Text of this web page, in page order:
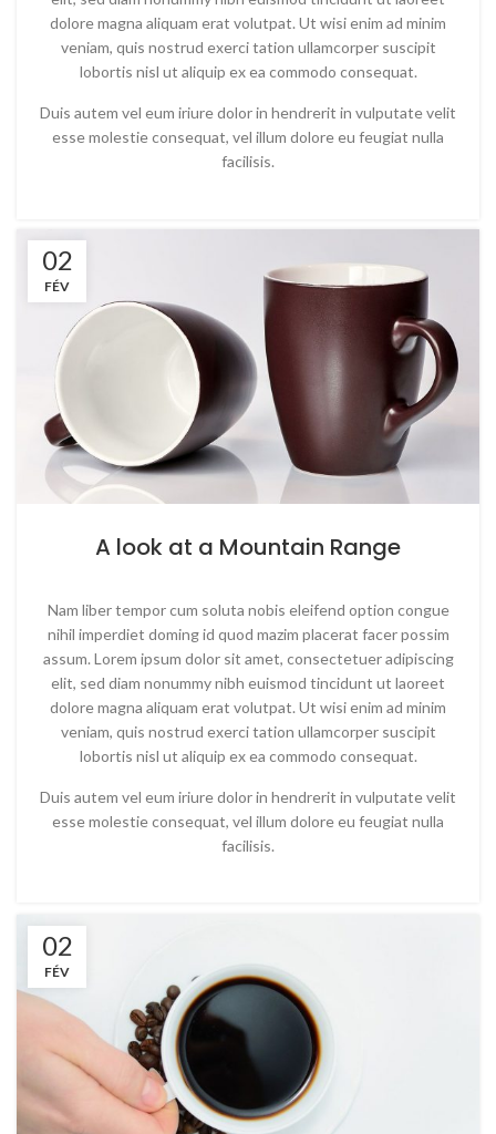
dolore magna aliquam erat volutpat. Ut wisi enim ad minim
veniam, quis nostrud exerci tation ullamcorper suscipit
lobortis nisl ut aliquip ex ea commodo consequat.
Duis autem vel eum iriure dolor in hendrerit in vulputate velit
esse molestie consequat, vel illum dolore eu feugiat nulla
facilisis.
02
FÉV
A look at a Mountain Range
Nam liber tempor cum soluta nobis eleifend option congue
nihil imperdiet doming id quod mazim placerat facer possim
assum. Lorem ipsum dolor sit amet, consectetuer adipiscing
elit, sed diam nonummy nibh euismod tincidunt ut laoreet
dolore magna aliquam erat volutpat. Ut wisi enim ad minim
veniam, quis nostrud exerci tation ullamcorper suscipit
lobortis nisl ut aliquip ex ea commodo consequat.
Duis autem vel eum iriure dolor in hendrerit in vulputate velit
esse molestie consequat, vel illum dolore eu feugiat nulla
facilisis.
02
FÉV